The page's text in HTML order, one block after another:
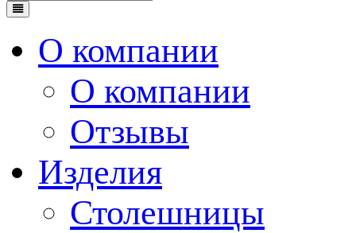
О компании
О компании
Отзывы
Изделия
Столешницы